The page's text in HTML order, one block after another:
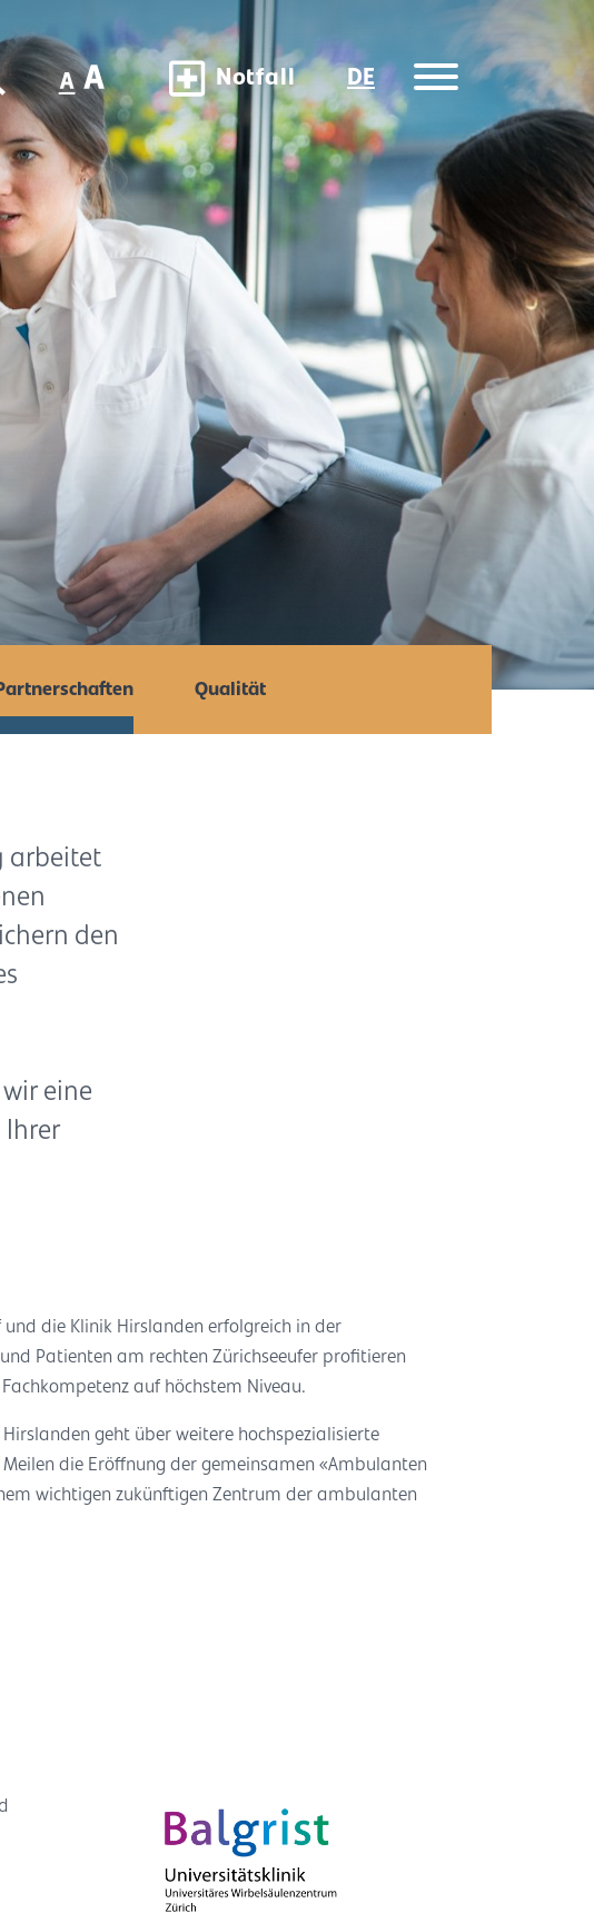
Notfall DE
Qualität
arbeitet
den
eine
Ihrer
die Klinik Hirslanden erfolgreich in der
Patienten am rechten Zürichseeufer profitieren
auf höchstem Niveau.
geht über weitere hochspezialisierte
die Eröffnung der gemeinsamen «Ambulanten
wichtigen zukünftigen Zentrum der ambulanten